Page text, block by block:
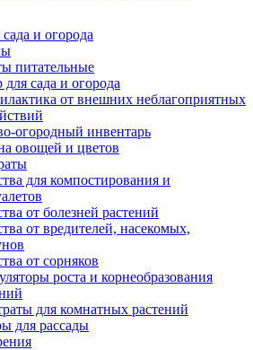
и огорода
питательные
для сада и огорода
от внешних неблагоприятных
огородный инвентарь
овощей и цветов
для компостирования и
от болезней растений
от вредителей, насекомых,
от сорняков
роста и корнеобразования
для комнатных растений
для рассады